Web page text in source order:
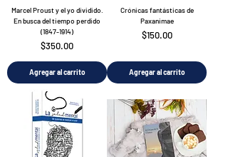
Marcel Proust y el yo dividido.
En busca del tiempo perdido
(1847-1914)
Precio
$350.00
Agregar al carrito
Crónicas fantásticas de
Paxanimae
Precio
$150.00
Agregar al carrito